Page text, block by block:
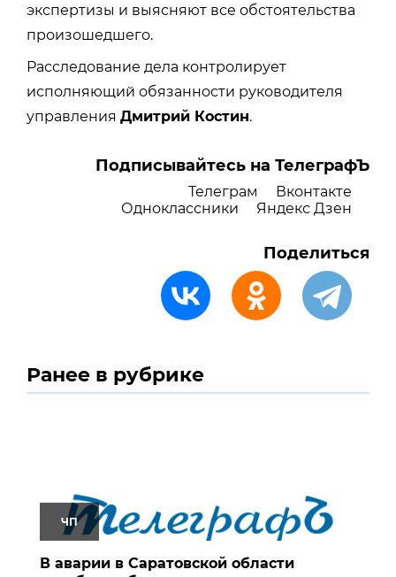
экспертизы и выясняют все обстоятельства
произошедшего.
Расследование дела контролирует
исполняющий обязанности руководителя
управления Дмитрий Костин.
Подписывайтесь на ТелеграфЪ
Телеграм
Вконтакте
Одноклассники
Яндекс Дзен
Поделиться
Ранее в рубрике
ЧП
В аварии в Саратовской области